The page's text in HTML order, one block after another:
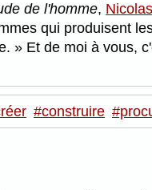
de l'homme,
qui produisent
Et de moi à vous,
#construire